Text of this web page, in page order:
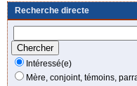
Recherche directe
Intéressé(e)
Mère, conjoint, témoins,